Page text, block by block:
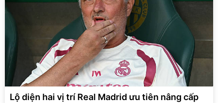
Lộ diện hai vị trí Real Madrid ưu tiên nâng cấp